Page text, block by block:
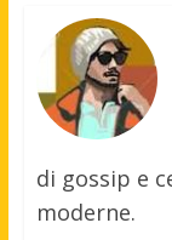
di gossip e
moderne.